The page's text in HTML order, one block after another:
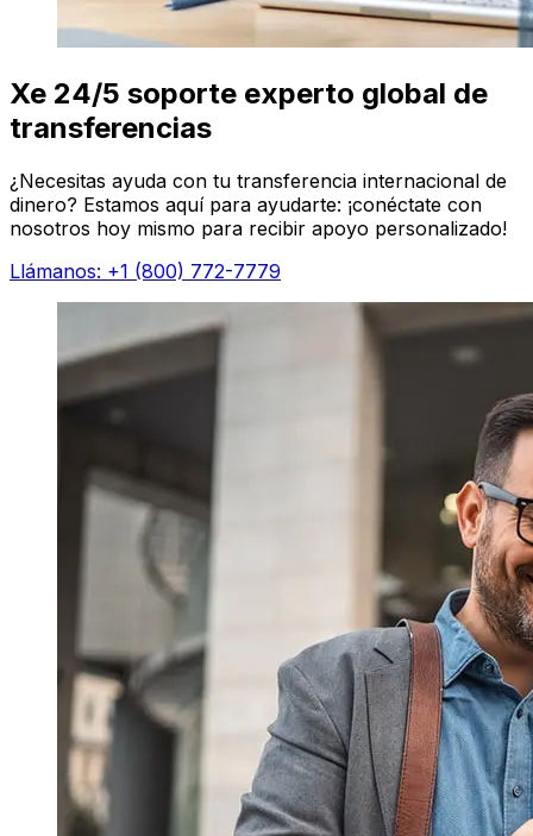
Xe 24/5 soporte experto global de
transferencias
¿Necesitas ayuda con tu transferencia internacional de
dinero? Estamos aquí para ayudarte: ¡conéctate con
nosotros hoy mismo para recibir apoyo personalizado!
Llámanos: +1 (800) 772-7779